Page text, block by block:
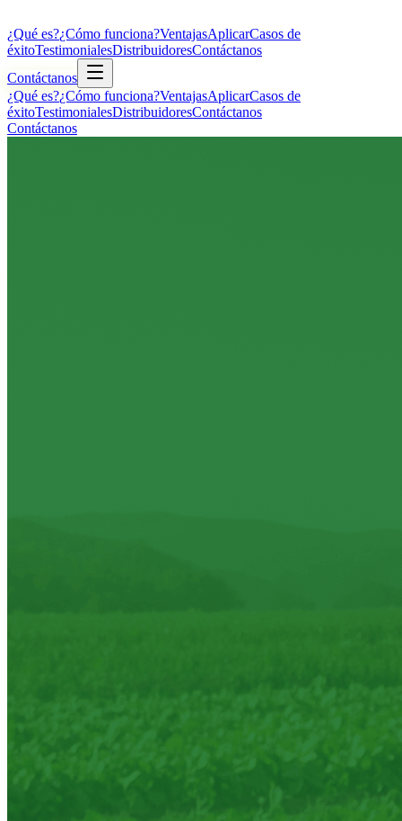
¿Qué es?¿Cómo funciona?VentajasAplicarCasos de
éxitoTestimonialesDistribuidoresContáctanos
Contáctanos
¿Qué es?¿Cómo funciona?VentajasAplicarCasos de
éxitoTestimonialesDistribuidoresContáctanos
Contáctanos